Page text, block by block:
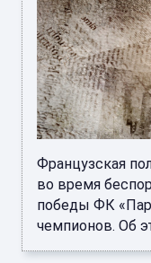
Французская
во время
победы ФК
чемпионов. Об